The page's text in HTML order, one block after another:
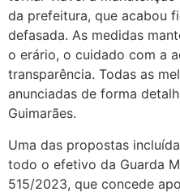
da prefeitura, que acabou
defasada. As medidas
o erário, o cuidado com a
transparência. Todas as
anunciadas de forma
Guimarães.
Uma das propostas
todo o efetivo da Guarda
515/2023, que concede